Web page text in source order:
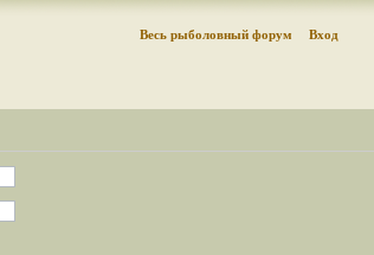
Весь рыболовный форум Вход